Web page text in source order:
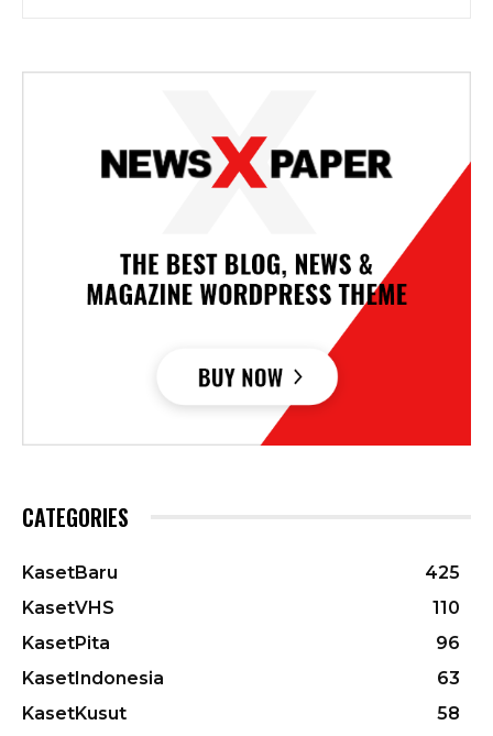
CATEGORIES
KasetBaru
425
KasetVHS
110
KasetPita
96
KasetIndonesia
63
KasetKusut
58